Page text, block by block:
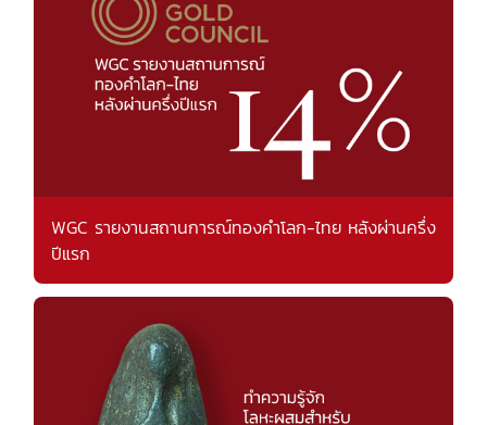
WGC รายงานสถานการณ์ทองคำโลก-ไทย หลังผ่านครึ่ง
ปีแรก